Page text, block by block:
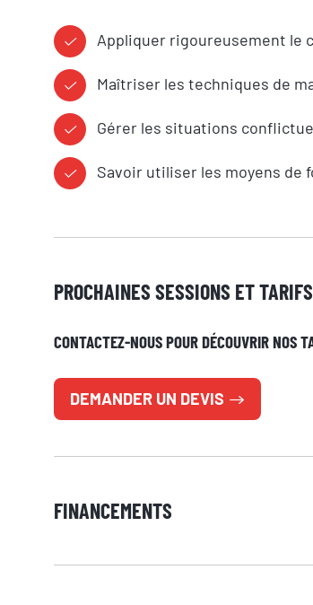
Appliquer rigoureusement le
Maîtriser les techniques de
Gérer les situations
Savoir utiliser les moyens de
PROCHAINES SESSIONS ET TARIFS
CONTACTEZ-NOUS POUR DÉCOUVRIR NOS
DEMANDER UN DEVIS
FINANCEMENTS